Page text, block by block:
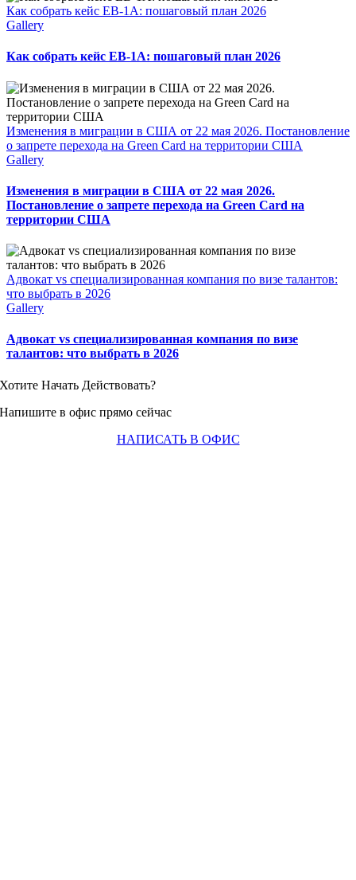
Как собрать кейс EB-1A: пошаговый план 2026
Gallery
Как собрать кейс EB-1A: пошаговый план 2026
Изменения в миграции в США от 22 мая 2026. Постановление
о запрете перехода на Green Card на территории США
Gallery
Изменения в миграции в США от 22 мая 2026.
Постановление о запрете перехода на Green Card на
территории США
Адвокат vs специализированная компания по визе талантов:
что выбрать в 2026
Gallery
Адвокат vs специализированная компания по визе
талантов: что выбрать в 2026
Хотите Начать Действовать?
Напишите в офис прямо сейчас
НАПИСАТЬ В ОФИС